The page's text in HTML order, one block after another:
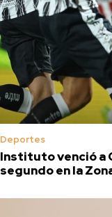
Deportes
Instituto venció a
segundo en la